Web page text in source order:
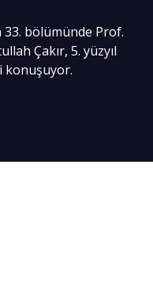
33. bölümünde Prof.
Çakır, 5. yüzyıl
konuşuyor.